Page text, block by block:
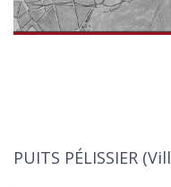
PUITS PÉLISSIER